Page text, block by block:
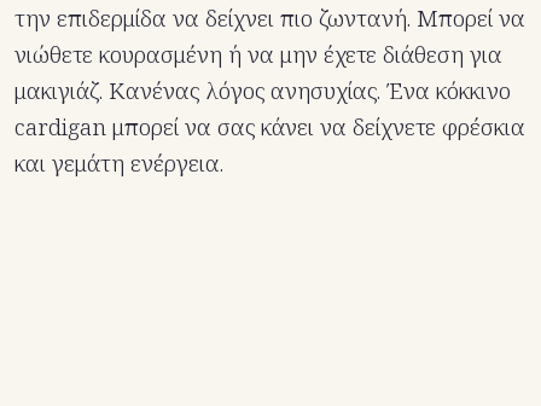
την επιδερμίδα να δείχνει πιο ζωντανή. Μπορεί να
νιώθετε κουρασμένη ή να μην έχετε διάθεση για
μακιγιάζ. Κανένας λόγος ανησυχίας. Ένα κόκκινο
cardigan μπορεί να σας κάνει να δείχνετε φρέσκια
και γεμάτη ενέργεια.